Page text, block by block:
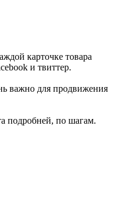
карточке товара
и твиттер.
важно для продвижения
подробней, по шагам.